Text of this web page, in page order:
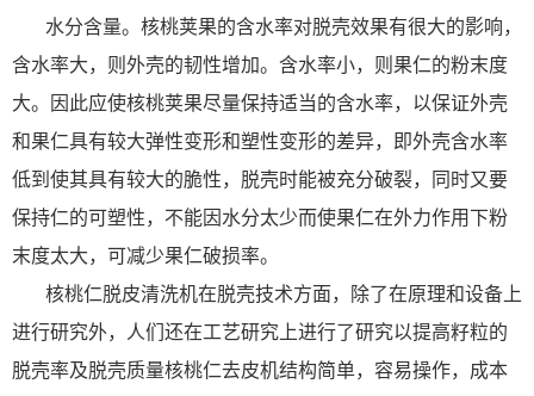
水分含量。核桃荚果的含水率对脱壳效果有很大的影响，
含水率大，则外壳的韧性增加。含水率小，则果仁的粉末度
大。因此应使核桃荚果尽量保持适当的含水率，以保证外壳
和果仁具有较大弹性变形和塑性变形的差异，即外壳含水率
低到使其具有较大的脆性，脱壳时能被充分破裂，同时又要
保持仁的可塑性，不能因水分太少而使果仁在外力作用下粉
末度太大，可减少果仁破损率。
核桃仁脱皮清洗机在脱壳技术方面，除了在原理和设备上
进行研究外，人们还在工艺研究上进行了研究以提高籽粒的
脱壳率及脱壳质量核桃仁去皮机结构简单，容易操作，成本